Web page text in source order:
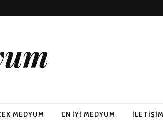
MEDYUM EN İYI MEDYUM İLETIŞIM